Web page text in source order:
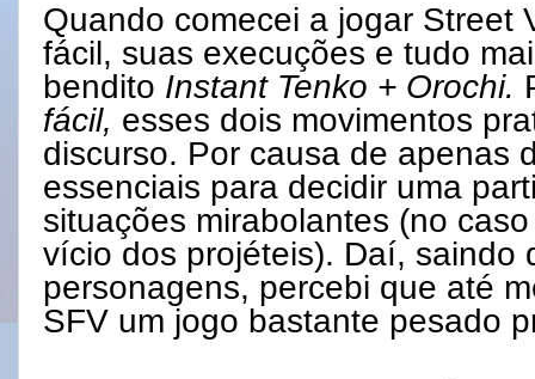
Quando comecei a jogar Street
fácil, suas execuções e tudo
bendito Instant Tenko + Orochi.
fácil, esses dois movimentos
discurso. Por causa de apenas
essenciais para decidir uma
situações mirabolantes (no
vício dos projéteis). Daí, saindo
personagens, percebi que até
SFV um jogo bastante pesado